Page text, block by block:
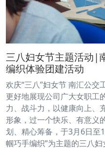
三八妇女节主题活动|
编织体验团建活动
欢庆“三八”妇女节 南汇公交
更好地展现公司广大女职工
力、战斗力，以健康向上、
形象，过一个快乐、有意义
划、精心筹备，于3月6日至
帼巧手编织”为主题的三八